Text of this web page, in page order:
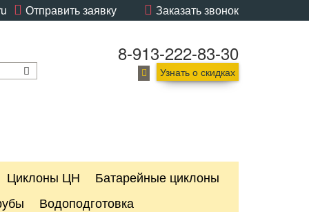
Заказать звонок
Отправить заявку
8-913-222-83-30
Узнать о скидках
Циклоны ЦН
Батарейные циклоны
Водоподготовка